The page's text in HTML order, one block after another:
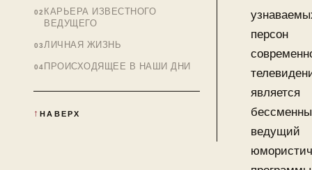
КАРЬЕРА ИЗВЕСТНОГО
ВЕДУЩЕГО
ЛИЧНАЯ ЖИЗНЬ
ПРОИСХОДЯЩЕЕ В НАШИ ДНИ
НАВЕРХ
персон
является
ведущий